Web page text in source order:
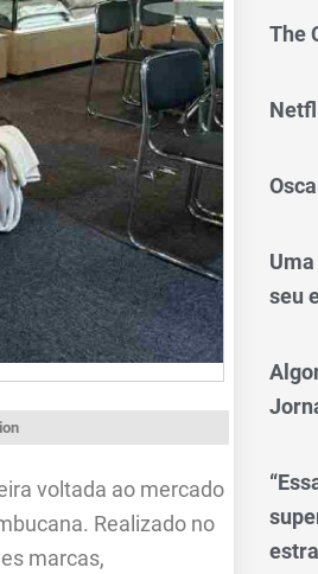
voltada ao mercado
Realizado no
marcas,
The
seu